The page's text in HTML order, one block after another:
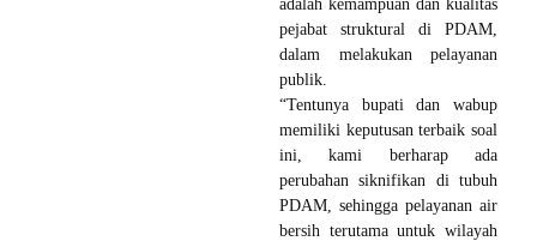
adalah kemampuan dan kualitas
pejabat struktural di PDAM,
dalam melakukan pelayanan
publik.
“Tentunya bupati dan wabup
memiliki keputusan terbaik soal
ini, kami berharap ada
perubahan siknifikan di tubuh
PDAM, sehingga pelayanan air
bersih terutama untuk wilayah